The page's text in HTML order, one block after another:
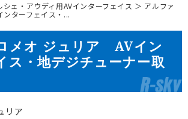
シェ・アウディ用AVインターフェイス ＞ アルファ
ターフェイス・...
メオ ジュリア AVイン
ス・地デジチューナー取
リア